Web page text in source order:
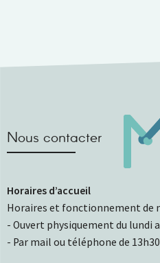
Nous contacter
Horaires d’accueil
Horaires et fonctionnement de
- Ouvert physiquement du lundi
- Par mail ou téléphone de